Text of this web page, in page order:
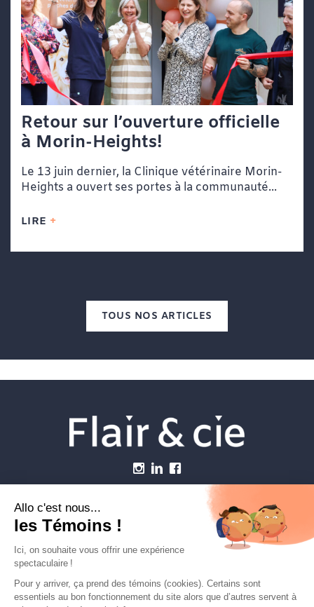
Retour sur l’ouverture officielle
à Morin-Heights!
Le 13 juin dernier, la Clinique vétérinaire Morin-
Heights a ouvert ses portes à la communauté...
LIRE
TOUS NOS ARTICLES
Établissements vétérinaires
Carrière
Contactez-nous